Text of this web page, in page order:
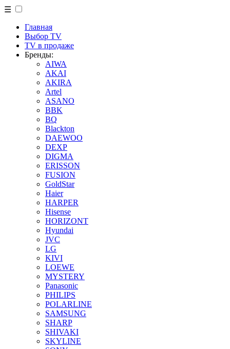
☰
Главная
Выбор TV
TV в продаже
Бренды:
AIWA
AKAI
AKIRA
Artel
ASANO
BBK
BQ
Blackton
DAEWOO
DEXP
DIGMA
ERISSON
FUSION
GoldStar
Haier
HARPER
Hisense
HORIZONT
Hyundai
JVC
LG
KIVI
LOEWE
MYSTERY
Panasonic
PHILIPS
POLARLINE
SAMSUNG
SHARP
SHIVAKI
SKYLINE